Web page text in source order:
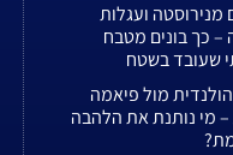
מנירוסטה ועגלות
– כך בונים מטבח
שעובד בשטח
מול פיאמה
– מי נותנת את הלהבה